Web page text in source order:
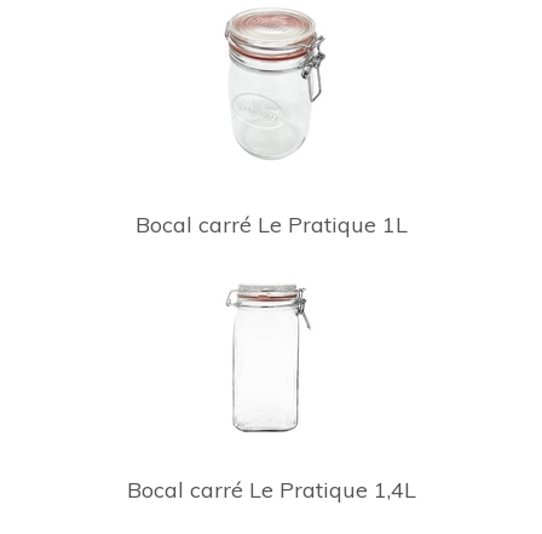
Bocal carré Le Pratique 1L
Bocal carré Le Pratique 1,4L